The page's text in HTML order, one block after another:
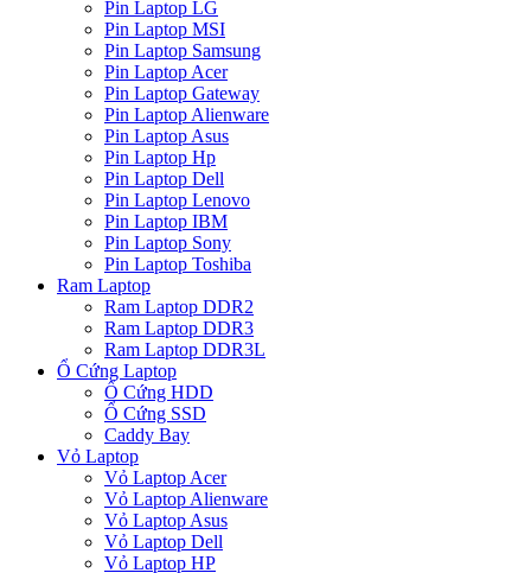
Pin Laptop LG
Pin Laptop MSI
Pin Laptop Samsung
Pin Laptop Acer
Pin Laptop Gateway
Pin Laptop Alienware
Pin Laptop Asus
Pin Laptop Hp
Pin Laptop Dell
Pin Laptop Lenovo
Pin Laptop IBM
Pin Laptop Sony
Pin Laptop Toshiba
Ram Laptop
Ram Laptop DDR2
Ram Laptop DDR3
Ram Laptop DDR3L
Ổ Cứng Laptop
Ổ Cứng HDD
Ổ Cứng SSD
Caddy Bay
Vỏ Laptop
Vỏ Laptop Acer
Vỏ Laptop Alienware
Vỏ Laptop Asus
Vỏ Laptop Dell
Vỏ Laptop HP